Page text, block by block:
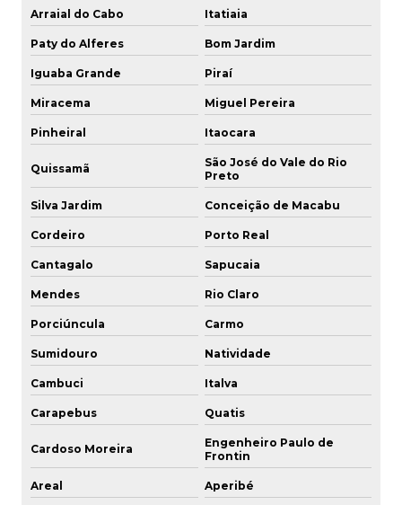
Engate rápido latão
Engate rápido mangueira ar comprimido
Engate rápido mangueira hidráulica inox
Engate rápido para mangueira industrial
Engate rápido mangueira inox
Engate rápido passagem livre
Engate rápido passagem livre inox
Engate rápido pneumático
Engate rápido pneumático preço
Engate rápido rosca externa
Engate rápido rosca interna
Arraial do Cabo Itatiaia
Paty do Alferes Bom Jardim
Iguaba Grande Piraí
Miracema Miguel Pereira
Pinheiral Itaocara
Quissamã
São José do Vale do Rio
Preto
Silva Jardim Conceição de Macabu
Cordeiro Porto Real
Cantagalo Sapucaia
Mendes Rio Claro
Porciúncula Carmo
Sumidouro Natividade
Cambuci Italva
Carapebus Quatis
Cardoso Moreira
Engenheiro Paulo de
Frontin
Areal Aperibé